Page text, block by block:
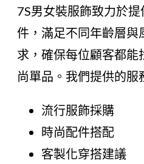
7S男女裝服飾致力於
件，滿足不同年齡層與
求，確保每位顧客都能
尚單品。我們提供的服
流行服飾採購
時尚配件搭配
客製化穿搭建議